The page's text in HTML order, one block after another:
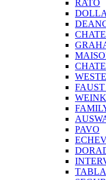
RATO
PAVO